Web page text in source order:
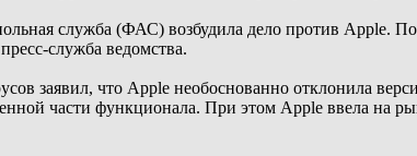
служба (ФАС) возбудила дело против Apple.
служба ведомства.
заявил, что Apple необоснованно отклонила
части функционала. При этом Аpple ввела на